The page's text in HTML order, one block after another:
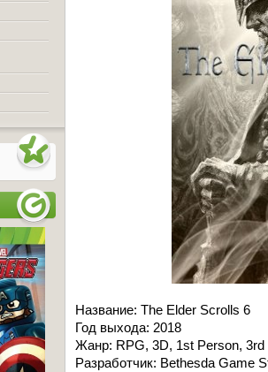
Название: The Elder Scrolls 6
Год выхода: 2018
Жанр: RPG, 3D, 1st Person, 3rd
Разработчик: Bethesda Game